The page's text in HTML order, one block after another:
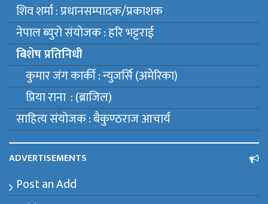
शिव शर्मा : प्रधानसम्पादक/प्रकाशक
नेपाल ब्युराे संयाेजक : हरि भट्टराई
बिशेष प्रतिनिधी
कुमार जंग कार्की : न्युजर्सि (अमेरिका)
प्रिया राना : (ब्राजिल)
साहित्य संयाेजक : बैकुण्ठराज आचार्य
ADVERTISEMENTS
Post an Add